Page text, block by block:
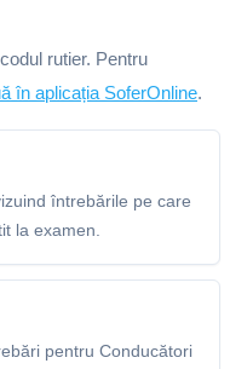
rutier. Pentru
în aplicația SoferOnline.
întrebările pe care
la examen.
pentru Conducători